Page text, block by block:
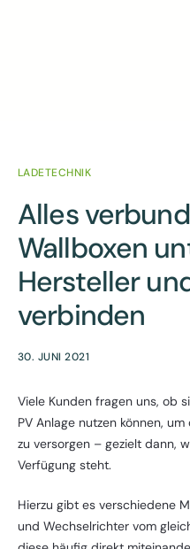
LADETECHNIK
Alles
Wallboxen
Hersteller
verbinden
30. JUNI 2021
Viele Kunden fragen uns, ob
PV Anlage nutzen können,
zu versorgen – gezielt dann,
Verfügung steht.
Hierzu gibt es verschiedene
und Wechselrichter vom